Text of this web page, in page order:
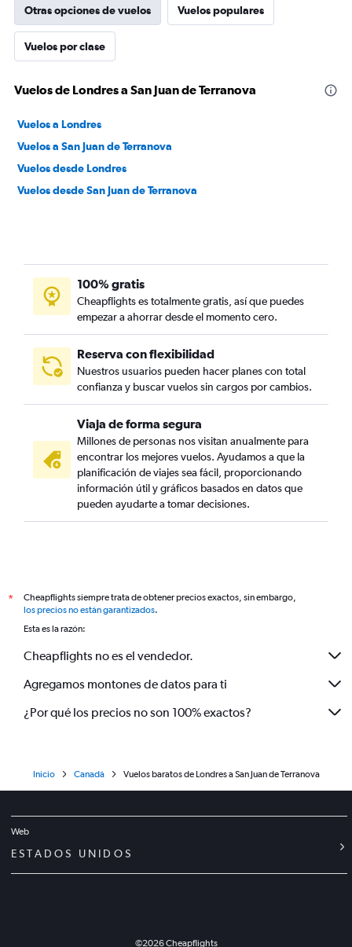
Otras opciones de vuelos Vuelos populares
Vuelos por clase
Vuelos de Londres a San Juan de Terranova
Vuelos a Londres
Vuelos a San Juan de Terranova
Vuelos desde Londres
Vuelos desde San Juan de Terranova
100% gratis
Cheapflights es totalmente gratis, así que puedes
empezar a ahorrar desde el momento cero.
Reserva con flexibilidad
Nuestros usuarios pueden hacer planes con total
confianza y buscar vuelos sin cargos por cambios.
Viaja de forma segura
Millones de personas nos visitan anualmente para
encontrar los mejores vuelos. Ayudamos a que la
planificación de viajes sea fácil, proporcionando
información útil y gráficos basados en datos que
pueden ayudarte a tomar decisiones.
*
Cheapflights siempre trata de obtener precios exactos, sin embargo,
los precios no están garantizados.
Esta es la razón:
Cheapflights no es el vendedor.
Agregamos montones de datos para ti
¿Por qué los precios no son 100% exactos?
Inicio Canadá Vuelos baratos de Londres a San Juan de Terranova
Web
ESTADOS UNIDOS
©2026Cheapflights